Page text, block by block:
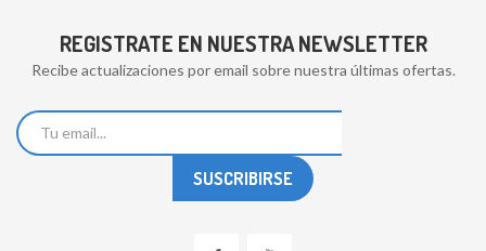
REGISTRATE EN NUESTRA NEWSLETTER
Recibe actualizaciones por email sobre nuestra últimas ofertas.